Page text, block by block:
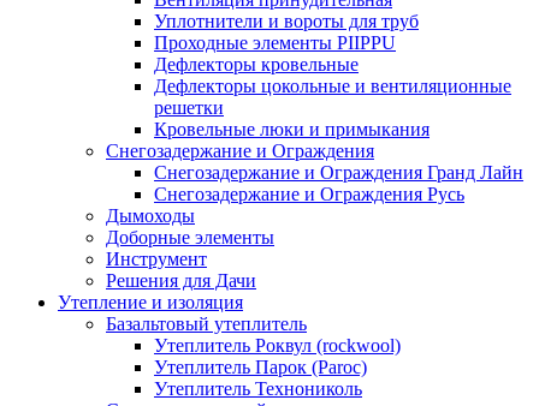
Уплотнители и вороты для труб
Проходные элементы PIIPPU
Дефлекторы кровельные
Дефлекторы цокольные и вентиляционные
решетки
Кровельные люки и примыкания
Снегозадержание и Ограждения
Снегозадержание и Ограждения Гранд Лайн
Снегозадержание и Ограждения Русь
Дымоходы
Доборные элементы
Инструмент
Решения для Дачи
Утепление и изоляция
Базальтовый утеплитель
Утеплитель Роквул (rockwool)
Утеплитель Парок (Paroc)
Утеплитель Технониколь